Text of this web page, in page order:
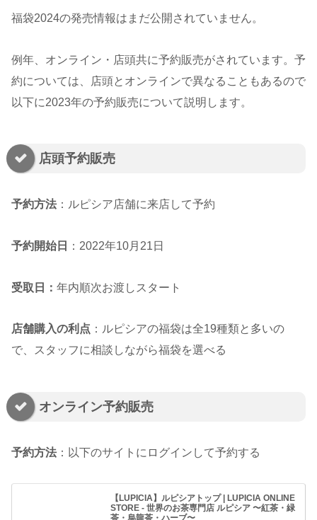
福袋2024の発売情報はまだ公開されていません。
例年、オンライン・店頭共に予約販売がされています。予
約については、店頭とオンラインで異なることもあるので
以下に2023年の予約販売について説明します。
店頭予約販売
予約方法 ：ルピシア店舗に来店して予約
予約開始日 ：2022年10月21日
受取日： 年内順次お渡しスタート
店舗購入の利点 ：ルピシアの福袋は全19種類と多いの
で、スタッフに相談しながら福袋を選べる
オンライン予約販売
予約方法 ：以下のサイトにログインして予約する
【LUPICIA】ルピシアトップ | LUPICIA ONLINE
STORE - 世界のお茶専門店 ルピシア 〜紅茶・緑
茶・烏龍茶・ハーブ〜